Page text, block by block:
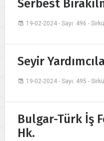
Serbest
19-02-2024 - Sayı: 496 -
Seyir
19-02-2024 - Sayı: 495 -
Bulgar-Türk İş
Hk.